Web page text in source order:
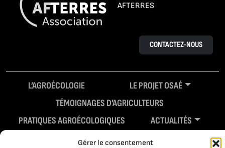
Gérer le consentement
AFTERRES
CONTACTEZ-NOUS
L’AGROÉCOLOGIE
LE PROJET OSAÉ
TÉMOIGNAGES D’AGRICULTEURS
PRATIQUES AGROÉCOLOGIQUES
ACTUALITÉS
RESSOURCES